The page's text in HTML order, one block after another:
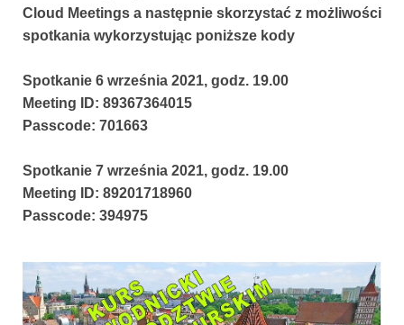
Cloud Meetings a następnie skorzystać z możliwości
spotkania wykorzystując poniższe kody
Spotkanie 6 września 2021, godz. 19.00
Meeting ID: 89367364015
Passcode: 701663
Spotkanie 7 września 2021, godz. 19.00
Meeting ID: 89201718960
Passcode: 394975